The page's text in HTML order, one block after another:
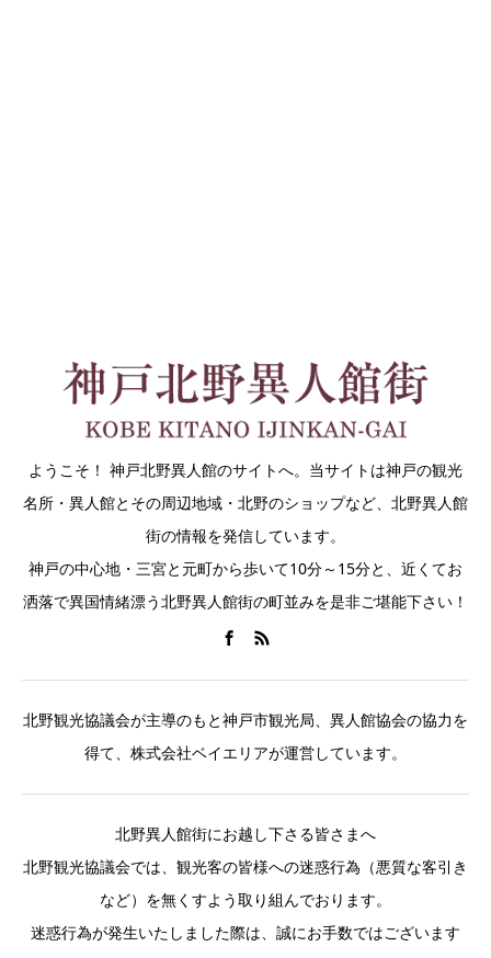
ようこそ！ 神戸北野異人館のサイトへ。当サイトは神戸の観光
名所・異人館とその周辺地域・北野のショップなど、北野異人館
街の情報を発信しています。
神戸の中心地・三宮と元町から歩いて10分～15分と、近くてお
洒落で異国情緒漂う北野異人館街の町並みを是非ご堪能下さい！
北野観光協議会が主導のもと神戸市観光局、異人館協会の協力を
得て、株式会社ベイエリアが運営しています。
北野異人館街にお越し下さる皆さまへ
北野観光協議会では、観光客の皆様への迷惑行為（悪質な客引き
など）を無くすよう取り組んでおります。
迷惑行為が発生いたしました際は、誠にお手数ではございます